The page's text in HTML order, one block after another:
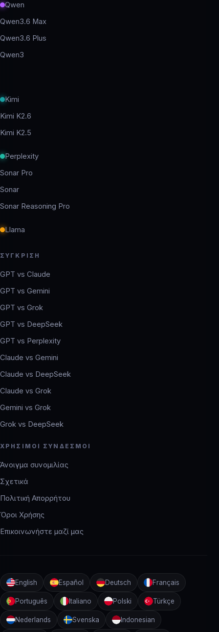
Qwen
Qwen3.6 Max
Qwen3.6 Plus
Qwen3
Kimi
Kimi K2.6
Kimi K2.5
Perplexity
Sonar Pro
Sonar
Sonar Reasoning Pro
Llama
ΣΎΓΚΡΙΣΗ
GPT vs Claude
GPT vs Gemini
GPT vs Grok
GPT vs DeepSeek
GPT vs Perplexity
Claude vs Gemini
Claude vs DeepSeek
Claude vs Grok
Gemini vs Grok
Grok vs DeepSeek
ΧΡΉΣΙΜΟΙ ΣΎΝΔΕΣΜΟΙ
Άνοιγμα συνομιλίας
Σχετικά
Πολιτική Απορρήτου
Όροι Χρήσης
Επικοινωνήστε μαζί μας
English Español Deutsch Français
Português Italiano Polski Türkçe
Nederlands Svenska Indonesian